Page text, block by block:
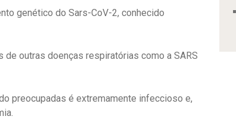
genético do Sars-CoV-2, conhecido
outras doenças respiratórias como a SARS
preocupadas é extremamente infeccioso e,